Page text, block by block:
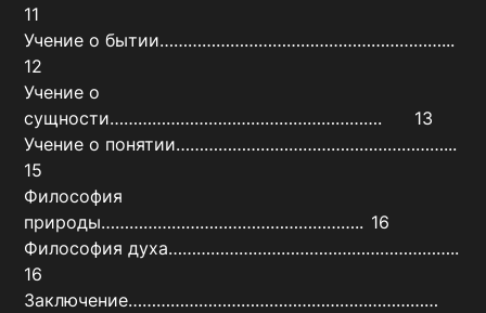
11
Учение о бытии……………………………………………………...
12
Учение о
сущности………………………………………………….	13
Учение о понятии…………………………………………………...
15
Философия
природы………………………………………………..	16
Философия духа……………………………………………………..
16
Заключение…………………………………………………………